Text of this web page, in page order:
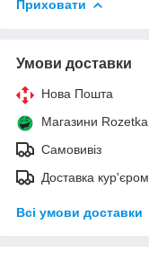
Приховати
Умови доставки
Нова Пошта
Магазини Rozetka
Самовивіз
Доставка кур'єром
Всі умови доставки